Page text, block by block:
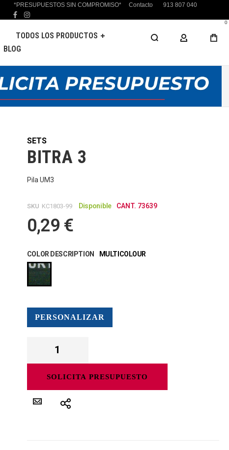
*PRESUPUESTOS SIN COMPROMISO* Contacto 913 807 040
facebook
instagram
TODOS LOS PRODUCTOS
BLOG
MI CUENTA
0
SETS
BITRA 3
Pila UM3
SKU KC1803-99 Disponible CANT. 73639
0,29 €
COLOR DESCRIPTION MULTICOLOUR
PERSONALIZAR
SOLICITA PRESUPUESTO